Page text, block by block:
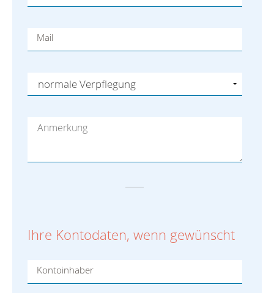
Mail
Ihre Kontodaten, wenn gewünscht
Kontoinhaber